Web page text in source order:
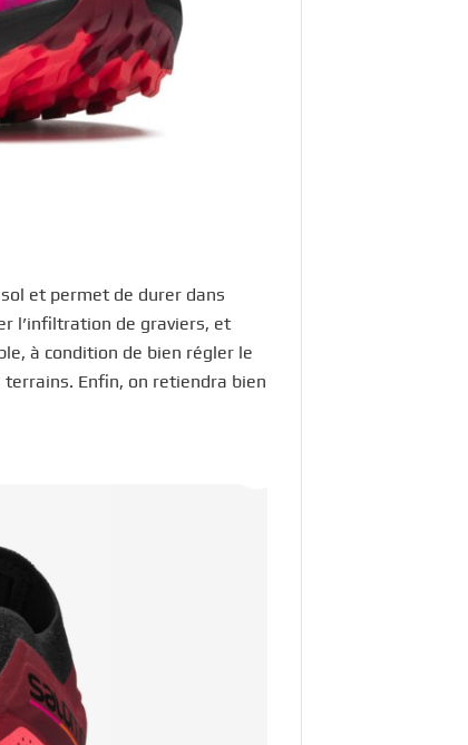
et permet de durer dans
l’infiltration de graviers, et
à condition de bien régler le
Enfin, on retiendra bien